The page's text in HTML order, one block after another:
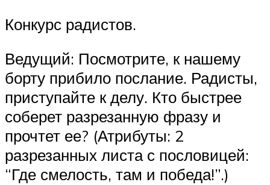
Конкурс радистов.
Ведущий: Посмотрите, к нашему
борту прибило послание. Радисты,
приступайте к делу. Кто быстрее
соберет разрезанную фразу и
прочтет ее? (Атрибуты: 2
разрезанных листа с пословицей:
“Где смелость, там и победа!”.)